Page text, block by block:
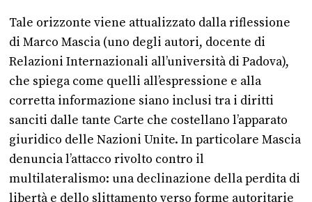
Tale orizzonte viene attualizzato dalla riflessione
di Marco Mascia (uno degli autori, docente di
Relazioni Internazionali all’università di Padova),
che spiega come quelli all’espressione e alla
corretta informazione siano inclusi tra i diritti
sanciti dalle tante Carte che costellano l’apparato
giuridico delle Nazioni Unite. In particolare Mascia
denuncia l’attacco rivolto contro il
multilateralismo: una declinazione della perdita di
libertà e dello slittamento verso forme autoritarie